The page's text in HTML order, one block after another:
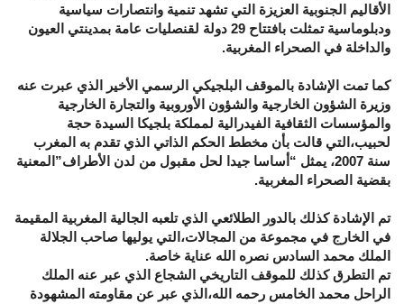
الأقاليم الجنوبية العزيزة التي تشهد تنمية وانتصارات سياسية
ودبلوماسية تمثلت بافتتاح 29 دولة لقنصليات عامة بمدينتي العيون
والداخلة في الصحراء المغربية.
كما تمت الإشادة بالموقف البلجيكي الرسمي الأخير الذي عبرت عنه
وزيرة الشؤون الخارجية والشؤون الأوروبية والتجارة الخارجية
والمؤسسات الثقافية الفيدرالية لمملكة بلجيكا السيدة حجة
لحبيب،التي قالت بأن مخطط الحكم الذاتي الذي تقدم به المغرب
سنة 2007، يمثل “أساسا جيدا لحل مقبول من لدن الأطراف”المعنية
بقضية الصحراء المغربية.
تم الإشادة كذلك بالدور الطلائعي الذي تلعبه الجالية المغربية المقيمة
في الخارج في مجموعة من المجالات،التي يوليها صاحب الجلالة
الملك محمد السادس نصره الله عناية خاصة.
تم التطرق كذلك للموقف التاريخي الشجاع الذي عبر عنه الملك
الراحل محمد الخامس رحمه الله،الذي عبر عن مقاومته المشهودة